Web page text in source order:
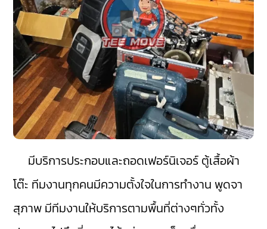
มีบริการประกอบและถอดเฟอร์นิเจอร์ ตู้เสื้อผ้า
โต๊ะ ทีมงานทุกคนมีความตั้งใจในการทำงาน พูดจา
สุภาพ มีทีมงานให้บริการตามพื้นที่ต่างๆทั่วทั้ง